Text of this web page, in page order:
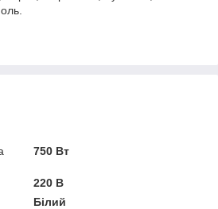
750 Вт
220 В
Білий